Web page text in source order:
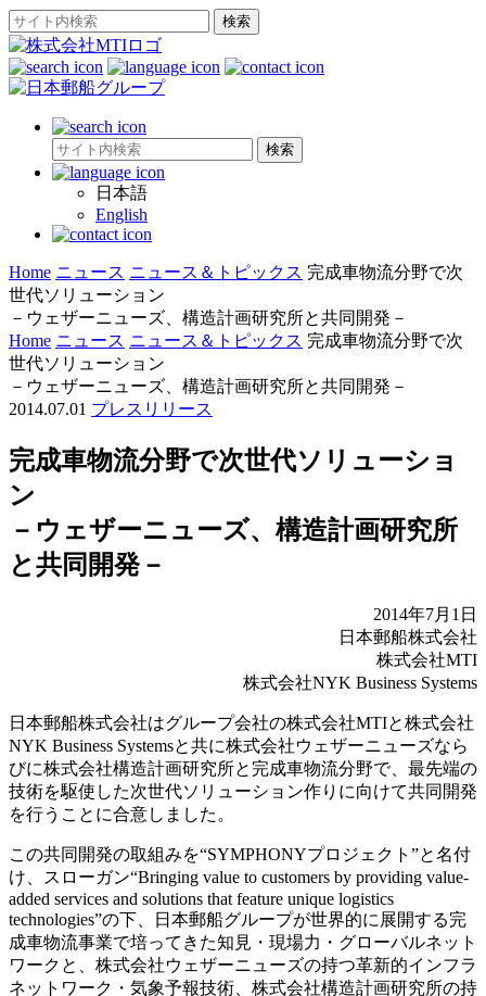
日本語
English
Home ニュース ニュース＆トピックス 完成車物流分野で次
世代ソリューション
－ウェザーニューズ、構造計画研究所と共同開発－
Home ニュース ニュース＆トピックス 完成車物流分野で次
世代ソリューション
－ウェザーニューズ、構造計画研究所と共同開発－
2014.07.01 プレスリリース
完成車物流分野で次世代ソリューショ
ン
－ウェザーニューズ、構造計画研究所
と共同開発－
2014年7月1日
日本郵船株式会社
株式会社MTI
株式会社NYK Business Systems
日本郵船株式会社はグループ会社の株式会社MTIと株式会社
NYK Business Systemsと共に株式会社ウェザーニューズなら
びに株式会社構造計画研究所と完成車物流分野で、最先端の
技術を駆使した次世代ソリューション作りに向けて共同開発
を行うことに合意しました。
この共同開発の取組みを“SYMPHONYプロジェクト”と名付
け、スローガン“Bringing value to customers by providing value-
added services and solutions that feature unique logistics
technologies”の下、日本郵船グループが世界的に展開する完
成車物流事業で培ってきた知見・現場力・グローバルネット
ワークと、株式会社ウェザーニューズの持つ革新的インフラ
ネットワーク・気象予報技術、株式会社構造計画研究所の持